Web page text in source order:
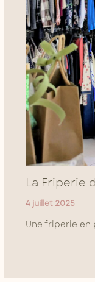
La Friperie
4 juillet 2025
Une friperie en